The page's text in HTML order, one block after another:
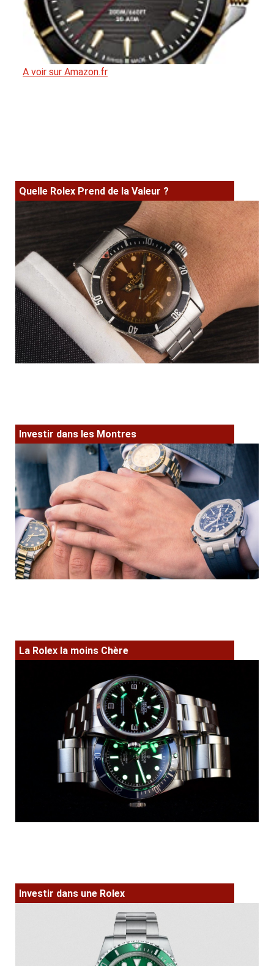
A voir sur Amazon.fr
Quelle Rolex Prend de la Valeur ?
Investir dans les Montres
La Rolex la moins Chère
Investir dans une Rolex